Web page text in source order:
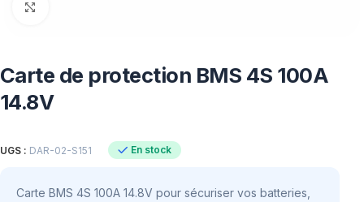
Carte de protection BMS 4S 100A
14.8V
UGS : DAR-02-S151 En stock
Carte BMS 4S 100A 14.8V pour sécuriser vos batteries,